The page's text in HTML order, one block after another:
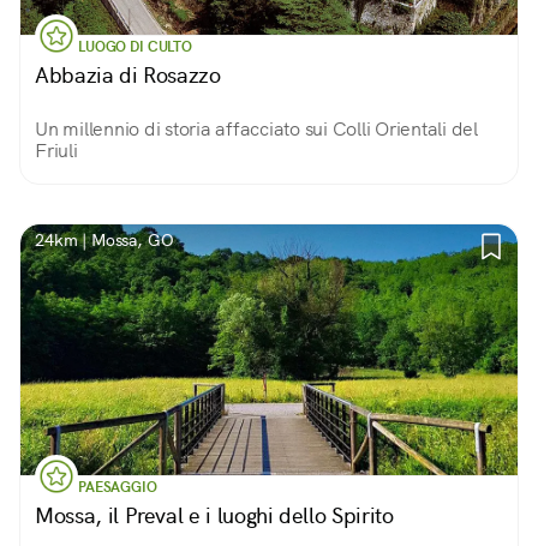
LUOGO DI CULTO
Abbazia di Rosazzo
Un millennio di storia affacciato sui Colli Orientali del
Friuli
24km | Mossa, GO
PAESAGGIO
Mossa, il Preval e i luoghi dello Spirito